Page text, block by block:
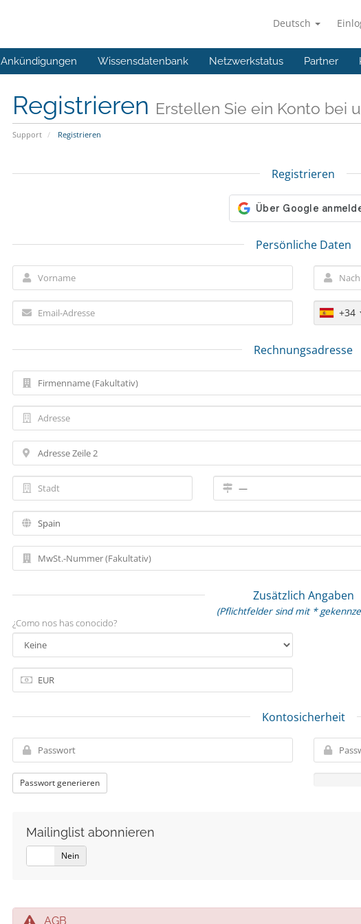
Deutsch
Ankündigungen Wissensdatenbank Netzwerkstatus Partner
Registrieren Erstellen Sie ein Konto bei
Support Registrieren
Registrieren
Persönliche Daten
+34
Rechnungsadresse
Zusätzlich Angaben
(Pflichtfelder sind mit *
¿Como nos has conocido?
Kontosicherheit
Passwort generieren
Mailinglist abonnieren
Nein
AGB